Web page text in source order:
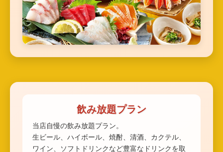
飲み放題プラン
当店自慢の飲み放題プラン。
生ビール、ハイボール、焼酎、清酒、カクテル、
ワイン、ソフトドリンクなど豊富なドリンクを取